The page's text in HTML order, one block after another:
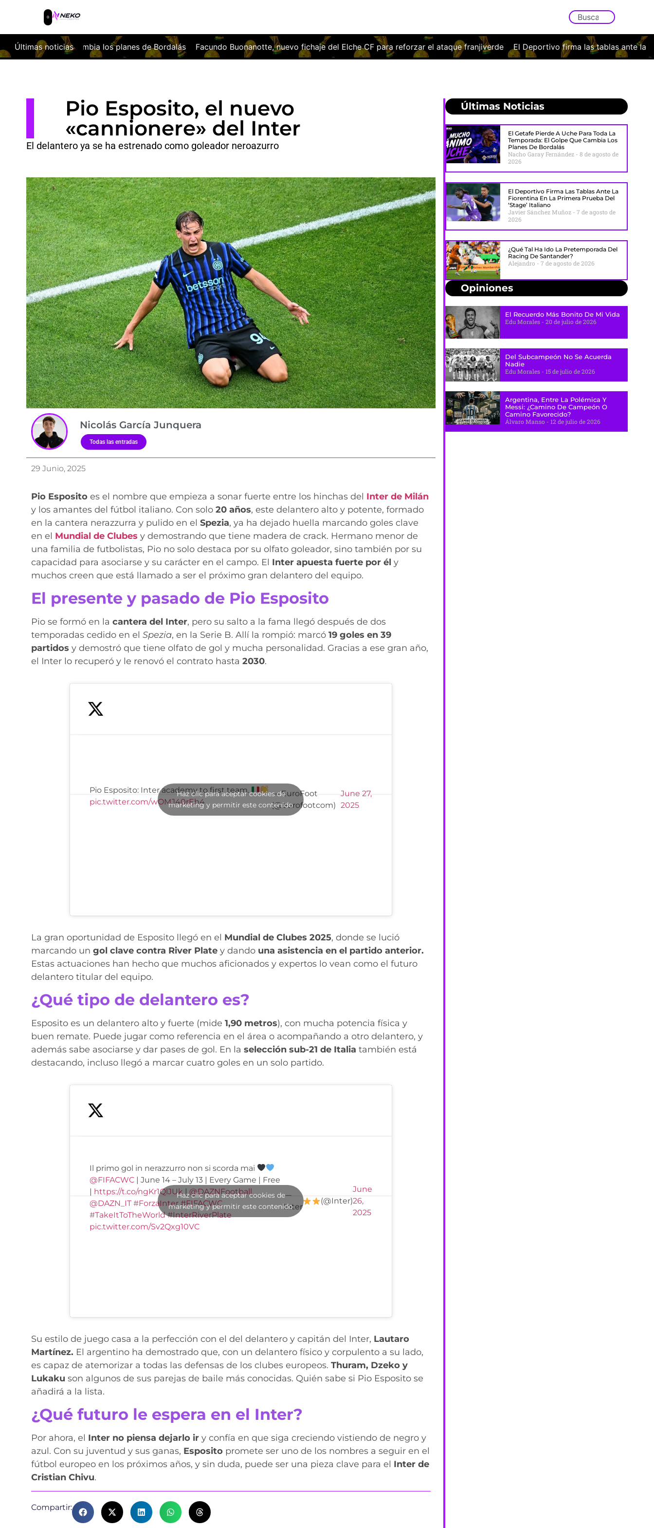
Últimas noticias
planes de Bordalás Facundo Buonanotte, nuevo fichaje del Elche CF para reforzar el ataque franjiverde El Deportivo firma las tablas ante la Fiorentina en la primera
Pio Esposito, el nuevo
«cannionere» del Inter
El delantero ya se ha estrenado como goleador neroazurro
Nicolás García Junquera
Todas las entradas
29 Junio, 2025
Pio Espositoes el nombre que empieza a sonar fuerte entre los hinchas del Inter de Milán
y los amantes del fútbol italiano. Con solo 20 años, este delantero alto y potente, formado
en la cantera nerazzurra y pulido en el Spezia, ya ha dejado huella marcando goles clave
en el Mundial de Clubes y demostrando que tiene madera de crack. Hermano menor de
una familia de futbolistas, Pio no solo destaca por su olfato goleador, sino también por su
capacidad para asociarse y su carácter en el campo. El Inter apuesta fuerte por él y
muchos creen que está llamado a ser el próximo gran delantero del equipo.
El presente y pasado de Pio Esposito
Pio se formó en la cantera del Inter, pero su salto a la fama llegó después de dos
temporadas cedido en el Spezia, en la Serie B. Allí la rompió: marcó 19 goles en 39
partidos y demostró que tiene olfato de gol y mucha personalidad. Gracias a ese gran año,
el Inter lo recuperó y le renovó el contrato hasta 2030.
Pio Esposito: Inter academy to first team.
pic.twitter.com/wOMJ40rEh4
— EuroFoot
(@eurofootcom)
June 27,
2025
Haz clic para aceptar cookies de
marketing y permitir este contenido
La gran oportunidad de Esposito llegó en el Mundial de Clubes 2025, donde se lució
marcando un gol clave contra River Plate y dando una asistencia en el partido anterior.
Estas actuaciones han hecho que muchos aficionados y expertos lo vean como el futuro
delantero titular del equipo.
¿Qué tipo de delantero es?
Esposito es un delantero alto y fuerte (mide 1,90 metros), con mucha potencia física y
buen remate. Puede jugar como referencia en el área o acompañando a otro delantero, y
además sabe asociarse y dar pases de gol. En la selección sub-21 de Italia también está
destacando, incluso llegó a marcar cuatro goles en un solo partido.
Il primo gol in nerazzurro non si scorda mai
@FIFACWC| June 14 – July 13 | Every Game | Free
| https://t.co/ngKr1QlJUk | @DAZNFootball
@DAZN_IT #ForzaInter #FIFACWC
#TakeItToTheWorld #InterRiverPlate
pic.twitter.com/Sv2Qxg10VC
—
Inter
(@Inter)
June
26,
2025
Haz clic para aceptar cookies de
marketing y permitir este contenido
Su estilo de juego casa a la perfección con el del delantero y capitán del Inter, Lautaro
Martínez. El argentino ha demostrado que, con un delantero físico y corpulento a su lado,
es capaz de atemorizar a todas las defensas de los clubes europeos. Thuram, Dzeko y
Lukaku son algunos de sus parejas de baile más conocidas. Quién sabe si Pio Esposito se
añadirá a la lista.
¿Qué futuro le espera en el Inter?
Por ahora, el Inter no piensa dejarlo iry confía en que siga creciendo vistiendo de negro y
azul. Con su juventud y sus ganas, Esposito promete ser uno de los nombres a seguir en el
fútbol europeo en los próximos años, y sin duda, puede ser una pieza clave para el Inter de
Cristian Chivu.
Compartir:
Últimas Noticias
El Getafe Pierde A Uche Para Toda La
Temporada: El Golpe Que Cambia Los
Planes De Bordalás
Nacho Garay Fernández
8 de agosto de
2026
El Deportivo Firma Las Tablas Ante La
Fiorentina En La Primera Prueba Del
‘stage’ Italiano
Javier Sánchez Muñoz
7 de agosto de
2026
¿Qué Tal Ha Ido La Pretemporada Del
Racing De Santander?
Alejandro 7 de agosto de 2026
Opiniones
El Recuerdo Más Bonito De Mi Vida
Edu Morales
20 de julio de 2026
Del Subcampeón No Se Acuerda
Nadie
Edu Morales
15 de julio de 2026
Argentina, Entre La Polémica Y
Messi: ¿camino De Campeón O
Camino Favorecido?
Álvaro Manso
12 de julio de 2026